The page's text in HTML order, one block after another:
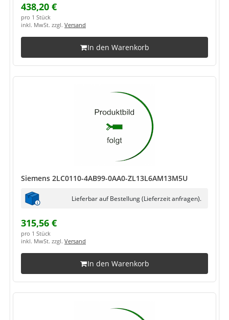
438,20 €
pro 1 Stück
inkl. MwSt. zzgl. Versand
In den Warenkorb
Siemens 2LC0110-4AB99-0AA0-ZL13L6AM13M5U
Lieferbar auf Bestellung (Lieferzeit anfragen).
315,56 €
pro 1 Stück
inkl. MwSt. zzgl. Versand
In den Warenkorb